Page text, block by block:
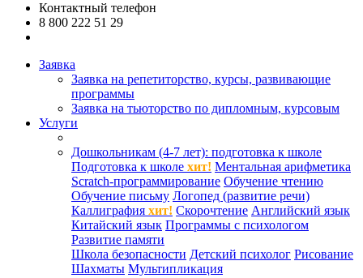
Контактный телефон
8 800 222 51 29
Заявка
Заявка на репетиторство, курсы, развивающие
программы
Заявка на тьюторство по дипломным, курсовым
Услуги
Дошкольникам (4-7 лет): подготовка к школе
Подготовка к школе хит! Ментальная арифметика
Scratch-программирование Обучение чтению
Обучение письму Логопед (развитие речи)
Каллиграфия хит! Скорочтение Английский язык
Китайский язык Программы с психологом
Развитие памяти
Школа безопасности Детский психолог Рисование
Шахматы Мультипликация